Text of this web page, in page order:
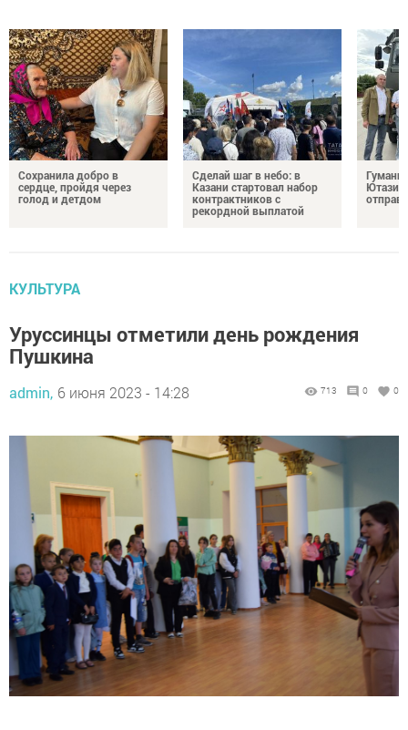
Сохранила добро в
сердце, пройдя через
голод и детдом
Сделай шаг в небо: в
Казани стартовал набор
контрактников с
рекордной выплатой
КУЛЬТУРА
Уруссинцы отметили день рождения
Пушкина
admin, 6 июня 2023 - 14:28 713 0 0